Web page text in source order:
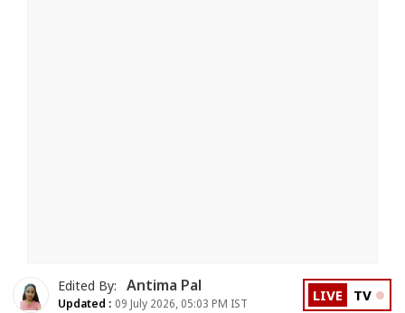
Edited By: Antima Pal
Updated : 09 July 2026, 05:03 PM IST LIVE TV